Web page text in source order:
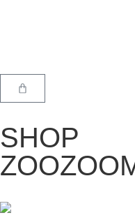
SHOP